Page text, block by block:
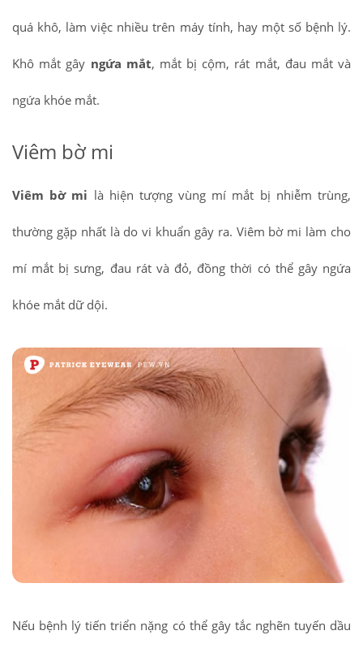
quá khô, làm việc nhiều trên máy tính, hay một số bệnh lý.
Khô mắt gây ngứa mắt, mắt bị cộm, rát mắt, đau mắt và
ngứa khóe mắt.
Viêm bờ mi
Viêm bờ mi là hiện tượng vùng mí mắt bị nhiễm trùng,
thường gặp nhất là do vi khuẩn gây ra. Viêm bờ mi làm cho
mí mắt bị sưng, đau rát và đỏ, đồng thời có thể gây ngứa
khóe mắt dữ dội.
Nếu bệnh lý tiến triển nặng có thể gây tắc nghẽn tuyến dầu